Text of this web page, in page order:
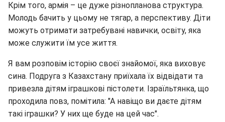
Крім того, армія – це дуже різнопланова структура.
Молодь бачить у цьому не тягар, а перспективу. Діти
можуть отримати затребувані навички, освіту, яка
може служити їм усе життя.
Я вам розповім історію своєї знайомої, яка виховує
сина. Подруга з Казахстану приїхала їх відвідати та
привезла дітям іграшкові пістолети. Ізраїльтянка, що
проходила повз, помітила: "А навіщо ви даєте дітям
такі іграшки? У них ще буде на цей час".